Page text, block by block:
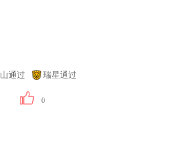
通过 瑞星通过
0